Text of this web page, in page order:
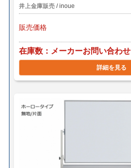
井上金庫販売 / inoue
販売価格
在庫数 メーカーお問い合わせ
詳細を見る